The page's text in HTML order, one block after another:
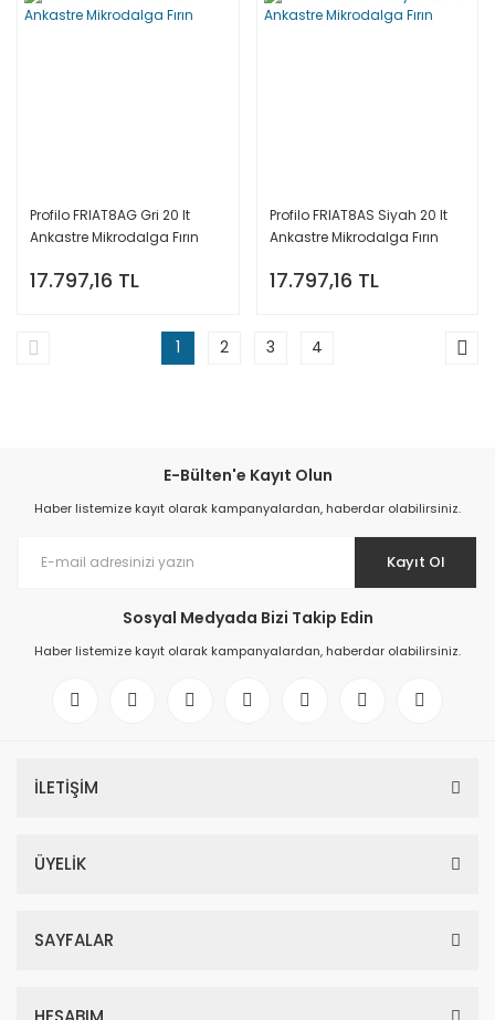
Profilo FRIAT8AG Gri 20 lt
Ankastre Mikrodalga Fırın
17.797,16 TL
Profilo FRIAT8AS Siyah 20 lt
Ankastre Mikrodalga Fırın
17.797,16 TL
1 2 3 4
E-Bülten'e Kayıt Olun
Haber listemize kayıt olarak kampanyalardan, haberdar olabilirsiniz.
Kayıt Ol
Sosyal Medyada Bizi Takip Edin
Haber listemize kayıt olarak kampanyalardan, haberdar olabilirsiniz.
İLETİŞİM
ÜYELİK
SAYFALAR